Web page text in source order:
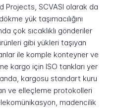
Projects, SCVASI olarak da
yük taşımacılığını
çok sıcaklıklı gönderiler
gibi yükleri taşıyan
ile komple konteyner ve
kargo için ISO tankları yer
kargosu standart kuru
ve elleçleme protokolleri
madencilik